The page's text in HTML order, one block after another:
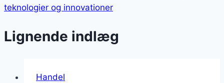
teknologier og innovationer
Lignende indlæg
Handel